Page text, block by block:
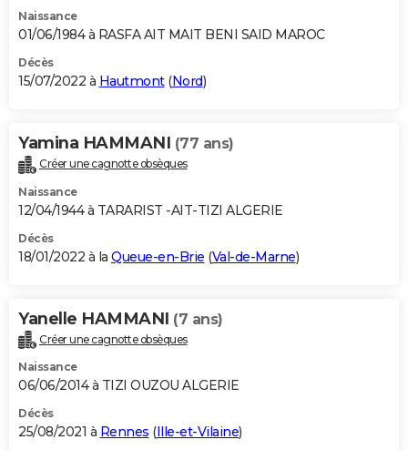
Naissance
01/06/1984 à RASFA AIT MAIT BENI SAID MAROC
Décès
15/07/2022 à Hautmont(Nord)
Yamina HAMMANI (77 ans)
Créer une cagnotte obsèques
Naissance
12/04/1944 à TARARIST -AIT-TIZI ALGERIE
Décès
18/01/2022 à la Queue-en-Brie (Val-de-Marne)
Yanelle HAMMANI (7 ans)
Créer une cagnotte obsèques
Naissance
06/06/2014 à TIZI OUZOU ALGERIE
Décès
25/08/2021 à Rennes (Ille-et-Vilaine)